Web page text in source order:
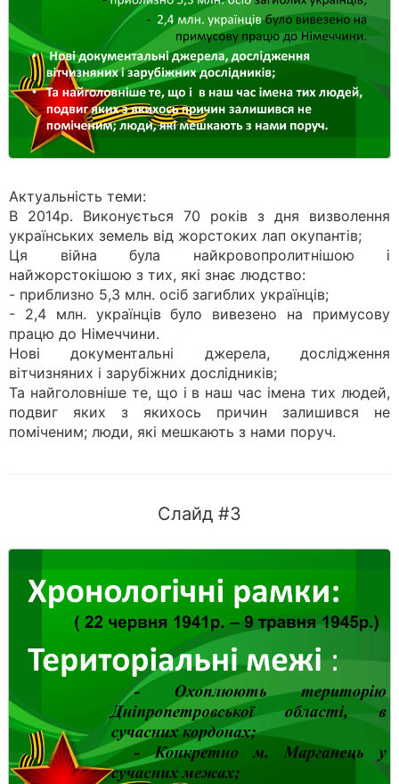
Актуальність теми:
В 2014р. Виконується 70 років з дня визволення
українських земель від жорстоких лап окупантів;
Ця війна була найкровопролитнішою і
найжорстокішою з тих, які знає людство:
- приблизно 5,3 млн. осіб загиблих українців;
- 2,4 млн. українців було вивезено на примусову
працю до Німеччини.
Нові документальні джерела, дослідження
вітчизняних і зарубіжних дослідників;
Та найголовніше те, що і в наш час імена тих людей,
подвиг яких з якихось причин залишився не
поміченим; люди, які мешкають з нами поруч.
Слайд #3